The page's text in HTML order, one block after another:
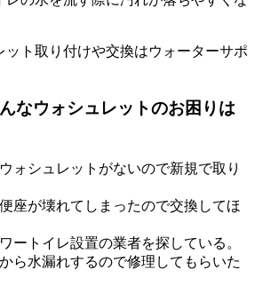
なウォシュレットのお困りは
ォシュレットがないので新規で取り
座が壊れてしまったので交換してほ
ートイレ設置の業者を探している。
ら水漏れするので修理してもらいた